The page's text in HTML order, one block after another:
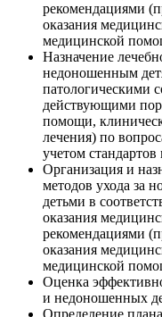
рекомендациями
оказания
медицинской
Назначение
недоношенным
патологическими
действующими
помощи,
лечения) по
учетом
Организация и
методов ухода за
детьми в
оказания
рекомендациями
оказания
медицинской
Оценка
и недоношенных